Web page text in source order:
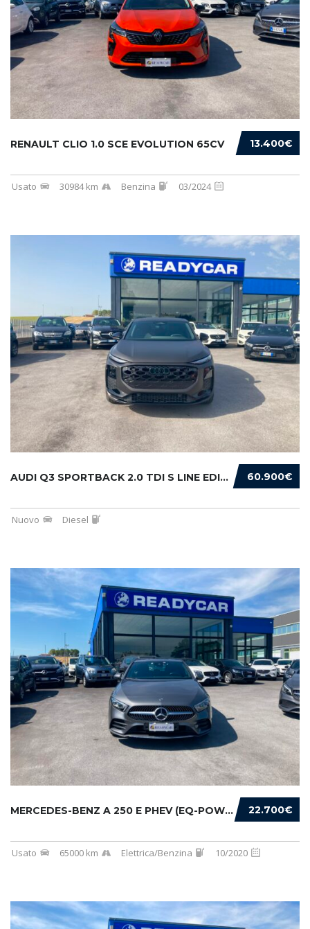
13.400€
RENAULT CLIO 1.0 SCE EVOLUTION 65CV
Usato 30984 km Benzina 03/2024
60.900€
AUDI Q3 SPORTBACK 2.0 TDI S LINE EDITION 150...
Nuovo Diesel
22.700€
MERCEDES-BENZ A 250 E PHEV (EQ-POWER) PREMIU...
Usato 65000 km Elettrica/Benzina 10/2020